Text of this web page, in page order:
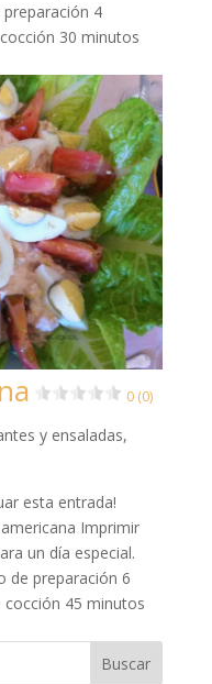
4
30 minutos
0 (0)
y ensaladas,
esta entrada!
Imprimir
un día especial.
de preparación 6
45 minutos